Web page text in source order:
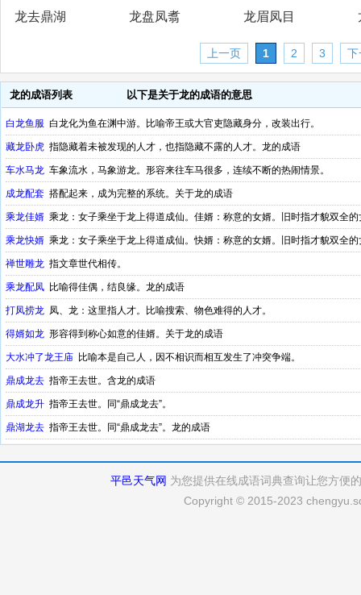
龙去鼎湖 龙盘凤翥 龙眉凤目
上一页 1 2 3 下
龙的成语列表 以下是关于龙的成语的意思
白龙鱼服 白龙化为鱼在渊中游。比喻帝王或大官吏隐藏身分，改装出行。
藏龙卧虎 指隐藏着未被发现的人才，也指隐藏不露的人才。龙的成语
车水马龙 车象流水，马象游龙。形容来往车马很多，连续不断的热闹情景。
成龙配套 搭配起来，成为完整的系统。关于龙的成语
乘龙佳婿 乘龙：女子乘坐于龙上得道成仙。佳婿：称意的女婿。旧时指才貌双全
乘龙快婿 乘龙：女子乘坐于龙上得道成仙。快婿：称意的女婿。旧时指才貌双全
禅世雕龙 指文章世代相传。
乘龙配凤 比喻得佳偶，结良缘。龙的成语
打凤捞龙 凤、龙：这里指人才。比喻搜索、物色难得的人才。
得婿如龙 形容得到称心如意的佳婿。关于龙的成语
大水冲了龙王庙 比喻本是自己人，因不相识而相互发生了冲突争端。
鼎成龙去 指帝王去世。含龙的成语
鼎成龙升 指帝王去世。同“鼎成龙去”。
鼎湖龙去 指帝王去世。同“鼎成龙去”。龙的成语
平邑天气网 为您提供在线成语词典查询让您方便
Copyright © 2015-2023